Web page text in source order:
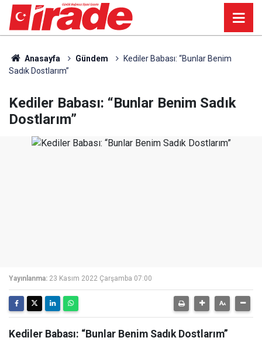
Anasayfa Gündem
Kediler Babası: “Bunlar Benim
Sadık Dostlarım”
Kediler Babası: “Bunlar Benim Sadık
Dostlarım”
Yayınlanma: 23 Kasım 2022 Çarşamba 07:00
Kediler Babası: “Bunlar Benim Sadık Dostlarım”